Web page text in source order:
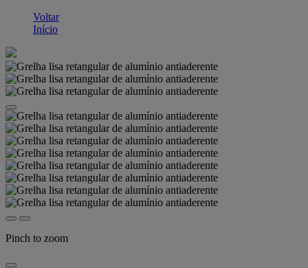
Voltar
Início
Pinch to zoom